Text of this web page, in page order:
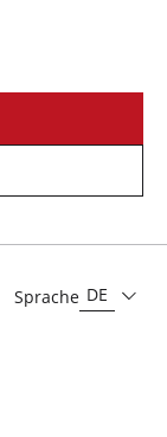
Sprache DE